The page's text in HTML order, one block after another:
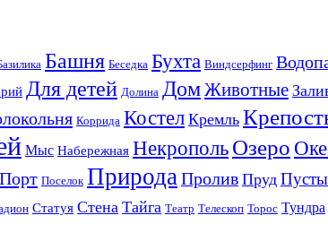
Башня Беседка Бухта Виндсерфинг
Для детей Долина ДомЖивотные
Коррида Костел Кремль
Мыс Набережная НекропольОзеро
Порт Поселок ПриродаПролив Пруд
Статуя Стена Тайга Театр Телескоп Торос Тундра